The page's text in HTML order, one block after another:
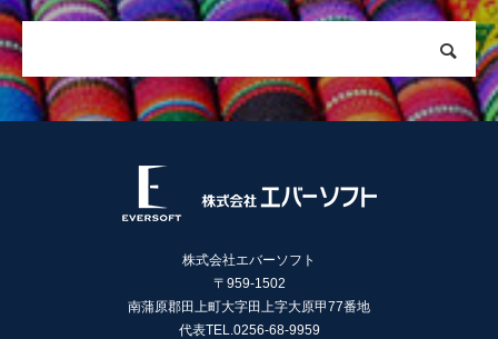
株式会社エバーソフト
〒959-1502
南蒲原郡田上町大字田上字大原甲77番地
代表TEL.0256-68-9959